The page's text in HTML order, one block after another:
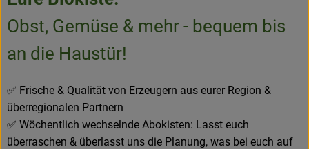
Obst, Gemüse & mehr - bequem bis
an die Haustür!
✅ Frische & Qualität von Erzeugern aus eurer Region &
überregionalen Partnern
✅ Wöchentlich wechselnde Abokisten: Lasst euch
überraschen & überlasst uns die Planung, was bei euch auf